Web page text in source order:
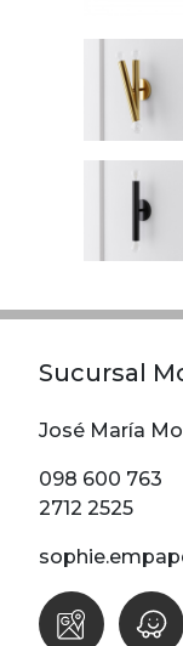
Sucursal
José María
098 600 763
2712 2525